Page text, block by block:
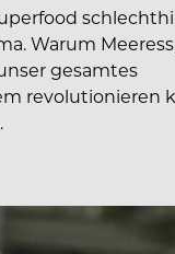
Warum
gesamtes
revolutionieren